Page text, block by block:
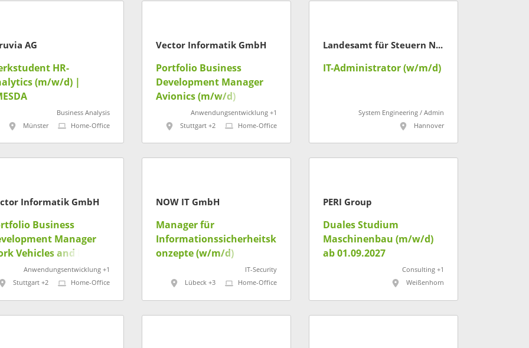
AG
HR-
(m/w/d) |
Business Analysis
Münster
Home-Office
Vector Informatik GmbH
Portfolio Business
Development Manager
Avionics (m/w/d)
Anwendungsentwicklung +1
Stuttgart +2
Home-Office
Landesamt für Steuern Niedersachsen
IT-Administrator (w/m/d)
System Engineering / Admin
Hannover
Informatik GmbH
Business
Manager
Vehicles and Heavy
(m/w/d)
Anwendungsentwicklung +1
Stuttgart +2
Home-Office
NOW IT GmbH
Manager für
Informationssicherheitsk
onzepte (w/m/d)
IT-Security
Lübeck +3
Home-Office
PERI Group
Duales Studium
Maschinenbau (m/w/d)
ab 01.09.2027
Consulting +1
Weißenhorn